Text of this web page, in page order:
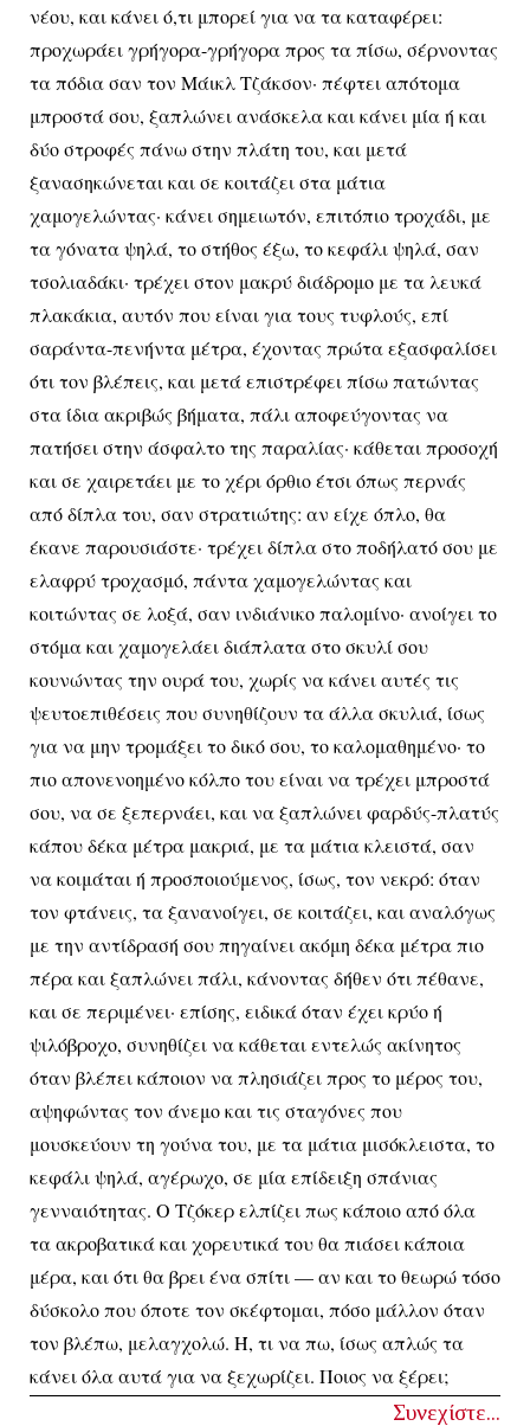
νέου, και κάνει ό,τι μπορεί για να τα καταφέρει:
προχωράει γρήγορα-γρήγορα προς τα πίσω, σέρνοντας
τα πόδια σαν τον Μάικλ Τζάκσον· πέφτει απότομα
μπροστά σου, ξαπλώνει ανάσκελα και κάνει μία ή και
δύο στροφές πάνω στην πλάτη του, και μετά
ξανασηκώνεται και σε κοιτάζει στα μάτια
χαμογελώντας· κάνει σημειωτόν, επιτόπιο τροχάδι, με
τα γόνατα ψηλά, το στήθος έξω, το κεφάλι ψηλά, σαν
τσολιαδάκι· τρέχει στον μακρύ διάδρομο με τα λευκά
πλακάκια, αυτόν που είναι για τους τυφλούς, επί
σαράντα-πενήντα μέτρα, έχοντας πρώτα εξασφαλίσει
ότι τον βλέπεις, και μετά επιστρέφει πίσω πατώντας
στα ίδια ακριβώς βήματα, πάλι αποφεύγοντας να
πατήσει στην άσφαλτο της παραλίας· κάθεται προσοχή
και σε χαιρετάει με το χέρι όρθιο έτσι όπως περνάς
από δίπλα του, σαν στρατιώτης: αν είχε όπλο, θα
έκανε παρουσιάστε· τρέχει δίπλα στο ποδήλατό σου με
ελαφρύ τροχασμό, πάντα χαμογελώντας και
κοιτώντας σε λοξά, σαν ινδιάνικο παλομίνο· ανοίγει το
στόμα και χαμογελάει διάπλατα στο σκυλί σου
κουνώντας την ουρά του, χωρίς να κάνει αυτές τις
ψευτοεπιθέσεις που συνηθίζουν τα άλλα σκυλιά, ίσως
για να μην τρομάξει το δικό σου, το καλομαθημένο· το
πιο απονενοημένο κόλπο του είναι να τρέχει μπροστά
σου, να σε ξεπερνάει, και να ξαπλώνει φαρδύς-πλατύς
κάπου δέκα μέτρα μακριά, με τα μάτια κλειστά, σαν
να κοιμάται ή προσποιούμενος, ίσως, τον νεκρό: όταν
τον φτάνεις, τα ξανανοίγει, σε κοιτάζει, και αναλόγως
με την αντίδρασή σου πηγαίνει ακόμη δέκα μέτρα πιο
πέρα και ξαπλώνει πάλι, κάνοντας δήθεν ότι πέθανε,
και σε περιμένει· επίσης, ειδικά όταν έχει κρύο ή
ψιλόβροχο, συνηθίζει να κάθεται εντελώς ακίνητος
όταν βλέπει κάποιον να πλησιάζει προς το μέρος του,
αψηφώντας τον άνεμο και τις σταγόνες που
μουσκεύουν τη γούνα του, με τα μάτια μισόκλειστα, το
κεφάλι ψηλά, αγέρωχο, σε μία επίδειξη σπάνιας
γενναιότητας. Ο Τζόκερ ελπίζει πως κάποιο από όλα
τα ακροβατικά και χορευτικά του θα πιάσει κάποια
μέρα, και ότι θα βρει ένα σπίτι — αν και το θεωρώ τόσο
δύσκολο που όποτε τον σκέφτομαι, πόσο μάλλον όταν
τον βλέπω, μελαγχολώ. Ή, τι να πω, ίσως απλώς τα
κάνει όλα αυτά για να ξεχωρίζει. Ποιος να ξέρει;
Συνεχίστε...